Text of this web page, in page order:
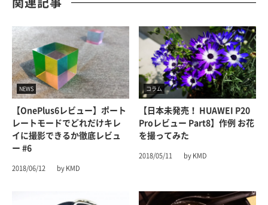
関連記事
NEWS
【OnePlus6レビュー】ポート
レートモードでどれだけキレ
イに撮影できるか徹底レビュ
ー #6
2018/06/12 by KMD
コラム
【日本未発売！ HUAWEI P20
Proレビュー Part8】作例 お花
を撮ってみた
2018/05/11 by KMD